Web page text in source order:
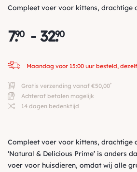
Compleet voer voor kittens, drachtige
7.
90 - 32.
90
Maandag voor 15:00 uur besteld,
Gratis verzending vanaf €50,00*
Achteraf betalen mogelijk
14 dagen bedenktijd
Compleet voer voor kittens, drachtige
‘Natural & Delicious Prime’ is anders
voer voor huisdieren, omdat wij alle